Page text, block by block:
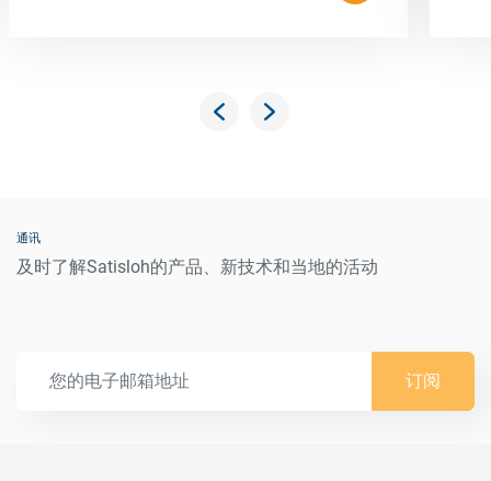
通讯
及时了解Satisloh的产品、新技术和当地的活动
订阅